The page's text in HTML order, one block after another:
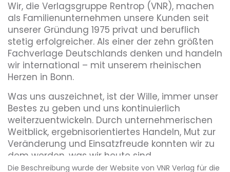
Wir, die Verlagsgruppe Rentrop (VNR), machen
als Familienunternehmen unsere Kunden seit
unserer Gründung 1975 privat und beruflich
stetig erfolgreicher. Als einer der zehn größten
Fachverlage Deutschlands denken und handeln
wir international – mit unserem rheinischen
Herzen in Bonn.
Was uns auszeichnet, ist der Wille, immer unser
Bestes zu geben und uns kontinuierlich
weiterzuentwickeln. Durch unternehmerischen
Weitblick, ergebnisorientiertes Handeln, Mut zur
Veränderung und Einsatzfreude konnten wir zu
dem werden, was wir heute sind.
Die Beschreibung wurde der Website von VNR Verlag für die